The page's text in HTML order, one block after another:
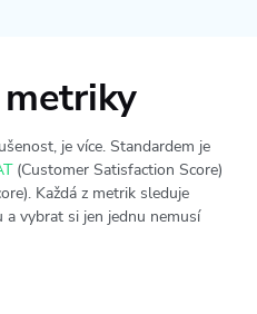
je více. Standardem je
(Customer Satisfaction Score)
Každá z metrik sleduje
a vybrat si jen jednu nemusí